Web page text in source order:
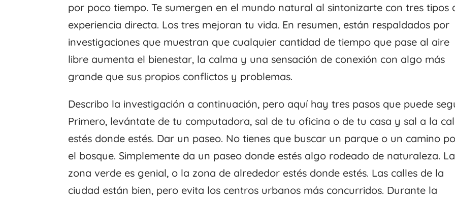
por poco tiempo. Te sumergen en el mundo natural al sintonizarte con tres tipos
experiencia directa. Los tres mejoran tu vida. En resumen, están respaldados por
investigaciones que muestran que cualquier cantidad de tiempo que pase al aire
libre aumenta el bienestar, la calma y una sensación de conexión con algo más
grande que sus propios conflictos y problemas.
Describo la investigación a continuación, pero aquí hay tres pasos que puede
Primero, levántate de tu computadora, sal de tu oficina o de tu casa y sal a la
estés donde estés. Dar un paseo. No tienes que buscar un parque o un camino
el bosque. Simplemente da un paseo donde estés algo rodeado de naturaleza. La
zona verde es genial, o la zona de alrededor estés donde estés. Las calles de la
ciudad están bien, pero evita los centros urbanos más concurridos. Durante la